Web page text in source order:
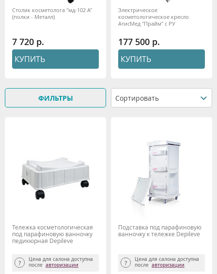
Столик косметолога "мд-102 А"
(полки - Металл)
7 720
КУПИТЬ
Электрическое
косметологическое кресло
АтисМед "Прайм" с РУ
177 500
КУПИТЬ
Сортировать
ФИЛЬТРЫ
Тележка косметологическая
под парафиновую ванночку
педикюрная Depileve
Цена для салона доступна
после авторизации
Подставка под парафиновую
ванночку к тележке Depileve
Цена для салона доступна
после авторизации